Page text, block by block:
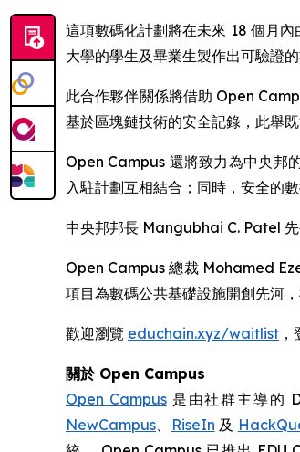
這項數碼化計劃將在未來 18 個月
大學的學生及畢業生製作出可驗證的
此合作夥伴關係將借助 Open
基於區塊鏈技術的安全記錄，此舉
Open Campus 還將致力為中央邦
入駐計劃互相結合；同時，安全的
中央邦邦長 Mangubhai C. Patel 先
Open Campus 總裁 Mohamed
項目為數碼公共基礎設施開創先河
歡迎瀏覽 educhain.xyz/waitlist
關於 Open Campus
Open Campus是由社群主導的
NewCampus
RiseIn 及